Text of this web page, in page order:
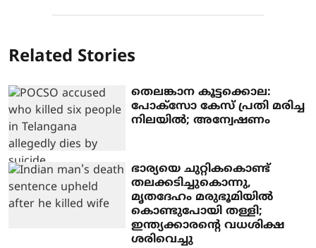
Related Stories
തെലങ്കാന കൂട്ടക്കൊല:
പോക്‌സോ കേസ് പ്രതി മരിച്ച
നിലയില്‍; അന്വേഷണം
ഭാര്യയെ ചുറ്റികകൊണ്ട്
തലക്കടിച്ചുകൊന്നു,
മൃതദേഹം മരുഭൂമിയില്‍
കൊണ്ടുപോയി തള്ളി;
ഇന്ത്യക്കാരന്റെ വധശിക്ഷ
ശരിവെച്ചു